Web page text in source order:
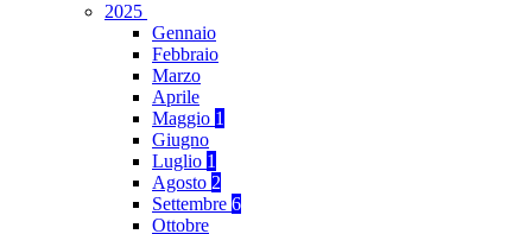
2025
Gennaio
Febbraio
Marzo
Aprile
Maggio 1
Giugno
Luglio 1
Agosto 2
Settembre 6
Ottobre